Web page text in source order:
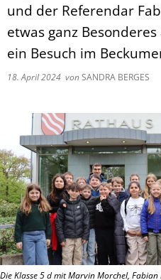
und der Referendar
etwas ganz
ein Besuch im
18. April 2024 vonSANDRA BERGES
Die Klasse 5 d mit Marvin Morchel,